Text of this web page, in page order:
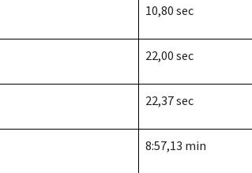
10,80 sec
22,00 sec
22,37 sec
8:57,13 min